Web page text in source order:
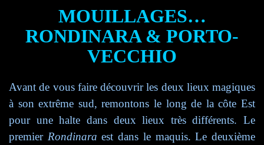
MOUILLAGES…
RONDINARA & PORTO-
VECCHIO
Avant de vous faire découvrir les deux lieux magiques
à son extrême sud, remontons le long de la côte Est
pour une halte dans deux lieux très différents. Le
premier Rondinara est dans le maquis. Le deuxième